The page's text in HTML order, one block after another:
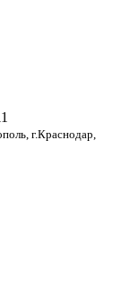
г.Краснодар,